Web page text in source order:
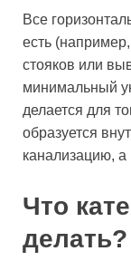
Все
есть
стояков или
минимальный
делается для
образуется
канализацию, а
Что
делать?